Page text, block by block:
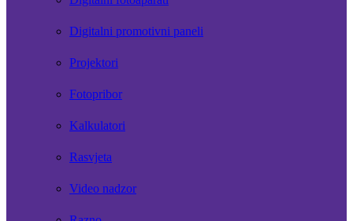
Digitalni promotivni paneli
Projektori
Fotopribor
Kalkulatori
Rasvjeta
Video nadzor